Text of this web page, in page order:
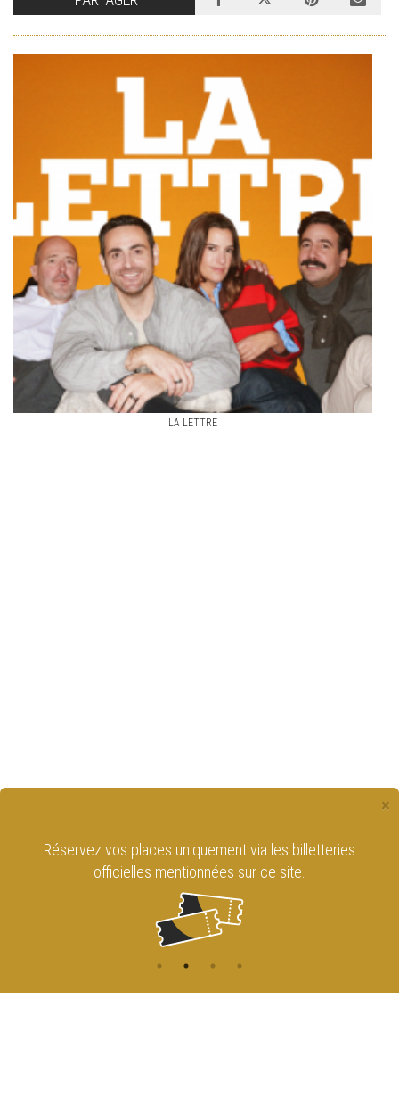
LA LETTRE
×
Réservez vos places uniquement via les billetteries
officielles mentionnées sur ce site.